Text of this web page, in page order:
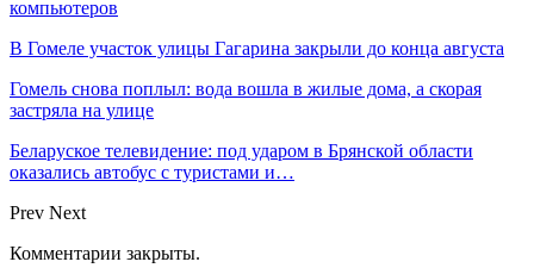
компьютеров
В Гомеле участок улицы Гагарина закрыли до конца августа
Гомель снова поплыл: вода вошла в жилые дома, а скорая
застряла на улице
Беларуское телевидение: под ударом в Брянской области
оказались автобус с туристами и…
Prev Next
Комментарии закрыты.